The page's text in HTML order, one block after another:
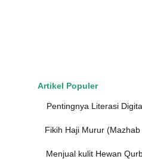
Artikel Populer
Pentingnya Literasi
Fikih Haji Murur (Mazhab
Menjual kulit Hewan